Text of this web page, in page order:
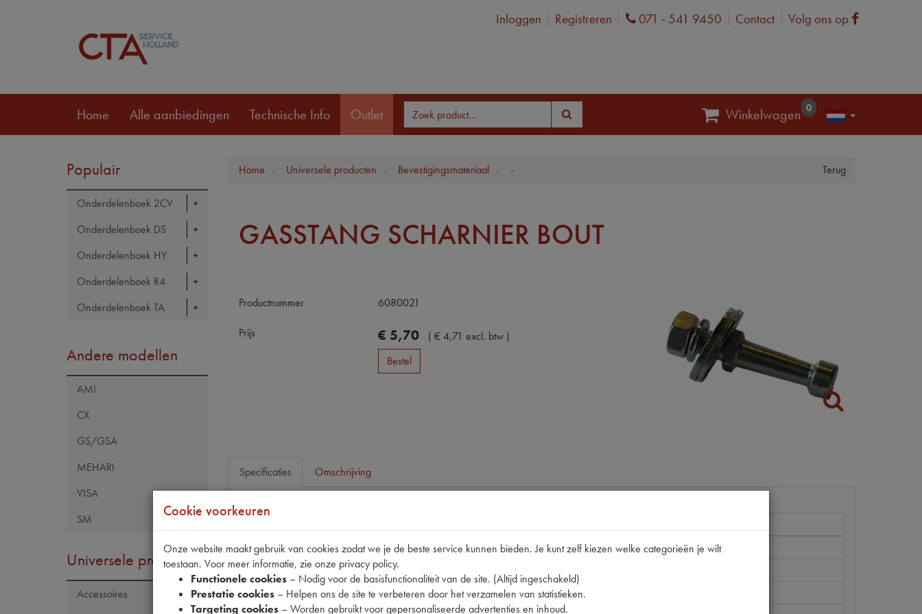
Inloggen Registreren Phone
071 - 541 9450 Contact Volg ons op Facebook
Home Alle aanbiedingen Technische Info Outlet Winkelwagen 0
Populair
Onderdelenboek 2CV
Onderdelenboek DS
Onderdelenboek HY
Onderdelenboek R4
Onderdelenboek TA
Andere modellen
AMI
CX
GS/GSA
MEHARI
VISA
SM
Universele producten
Accessoires
Terug
Home Universele producten Bevestigingsmateriaal -
GASSTANG SCHARNIER BOUT
Productnummer 6080021
Prijs € 5,70 (€4,71 excl. btw )
Bestel
Specificaties Omschrijving
Model Citroën
11CV
Artikelcode JF
Tecdoc brandnummer
0
Cookie voorkeuren
Onze website maakt gebruik van cookies zodat we je de beste service kunnen bieden. Je kunt zelf kiezen welke categorieën je wilt
toestaan. Voor meer informatie, zie onze privacy policy.
Functionele cookies – Nodig voor de basisfunctionaliteit van de site. (Altijd ingeschakeld)
Prestatie cookies – Helpen ons de site te verbeteren door het verzamelen van statistieken.
Targeting cookies – Worden gebruikt voor gepersonaliseerde advertenties en inhoud.